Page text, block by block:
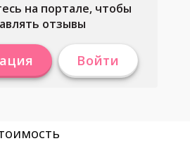
на портале, чтобы
отзывы
Войти